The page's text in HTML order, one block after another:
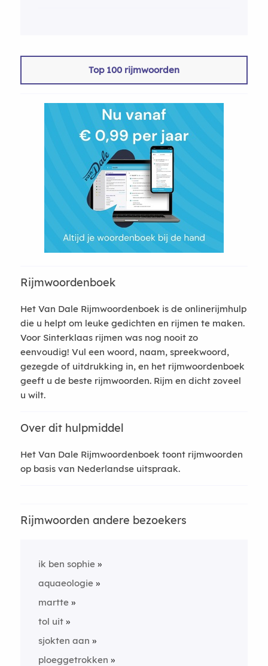
Top 100 rijmwoorden
Rijmwoordenboek
Het Van Dale Rijmwoordenboek is de onlinerijmhulp
die u helpt om leuke gedichten en rijmen te maken.
Voor Sinterklaas rijmen was nog nooit zo
eenvoudig! Vul een woord, naam, spreekwoord,
gezegde of uitdrukking in, en het rijmwoordenboek
geeft u de beste rijmwoorden. Rijm en dicht zoveel
u wilt.
Over dit hulpmiddel
Het Van Dale Rijmwoordenboek toont rijmwoorden
op basis van Nederlandse uitspraak.
Rijmwoorden andere bezoekers
ik ben sophie
aquaeologie
martte
tol uit
sjokten aan
ploeggetrokken